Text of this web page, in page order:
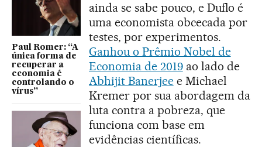
Paul Romer: “A
única forma de
recuperar a
economia é
controlando o
vírus”
ainda se sabe pouco, e Duflo é
uma economista obcecada por
testes, por experimentos.
Ganhou o Prêmio Nobel de
Economia de 2019ao lado de
Abhijit Banerjeee Michael
Kremer por sua abordagem da
luta contra a pobreza, que
funciona com base em
evidências científicas.